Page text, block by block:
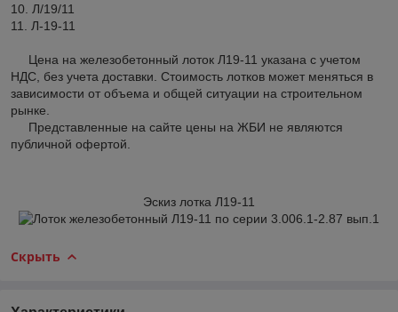
10. Л/19/11
11. Л-19-11
Цена на железобетонный лоток Л19-11 указана с учетом
НДС, без учета доставки. Стоимость лотков может меняться в
зависимости от объема и общей ситуации на строительном
рынке.
Представленные на сайте цены на ЖБИ не являются
публичной офертой.
Эскиз лотка Л19-11
Скрыть